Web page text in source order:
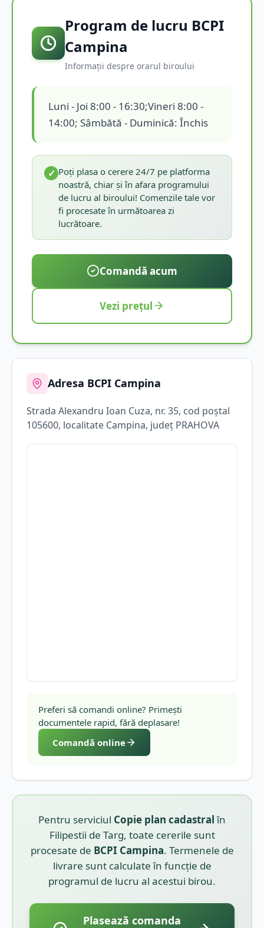
Program de lucru BCPI
Campina
Informații despre orarul biroului
Luni - Joi 8:00 - 16:30;Vineri 8:00 -
14:00; Sâmbătă - Duminică: Închis
✓ Poți plasa o cerere 24/7 pe platforma
noastră, chiar și în afara programului
de lucru al biroului! Comenzile tale vor
fi procesate în următoarea zi
lucrătoare.
Comandă acum
Vezi prețul
Adresa BCPI Campina
Strada Alexandru Ioan Cuza, nr. 35, cod poștal
105600, localitate Campina, județ PRAHOVA
Preferi să comandi online? Primești
documentele rapid, fără deplasare!
Comandă online
Pentru serviciul Copie plan cadastralîn
Filipestii de Targ, toate cererile sunt
procesate de BCPI Campina. Termenele de
livrare sunt calculate în funcție de
programul de lucru al acestui birou.
Plasează comanda